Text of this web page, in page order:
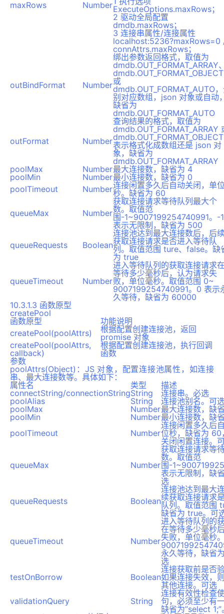
maxRows NumberExecuteOptions.maxRows；
2 驱动全局配置
dmdb.maxRows；
3 连接串属性/连接属性
localhost:5236?maxRows=0
connAttrs.maxRows；
outBindFormat Number
绑出参数返回格式，取值为
dmdb.OUT_FORMAT_ARRAY
dmdb.OUT_FORMAT_OBJECT
或
dmdb.OUT_FORMAT_AUTO
别对应数组，json 对象或自动
缺省为
dmdb.OUT_FORMAT_AUTO
outFormat Number
查询结果的格式，取值为
dmdb.OUT_FORMAT_ARRAY
表示格式化成数组还是 json 对
象，缺省为
dmdb.OUT_FORMAT_ARRAY
poolMax
Number最大连接数，缺省为 4
poolMin
Number最小连接数，缺省为 0
poolTimeout
Number连接闲置多久后自动关闭，单
秒。缺省为 60
queueMax
Number
获取连接请求等待队列最大个
数。取值范
围-1~9007199254740991。-1
表示无限制，缺省为 500
queueRequests
Boolean
连接池达到最大连接数后，后
获取连接请求是否进入等待队
列。取值范围 ture、false。缺
为 true
queueTimeout Number
进入等待队列的获取连接请求
等待多少毫秒后，认为请求失
败，单位毫秒。取值范围 0~
9007199254740991。0 表示
久等待，缺省为 60000
10.3.1.3 函数原型
createPool
函数原型
功能说明
createPool(poolAttrs)
根据配置创建连接池，返回
promise 对象
createPool(poolAttrs,
callback)
根据配置创建连接池，执行回调
函数
参数
poolAttrs(Object)：JS 对象，配置连接池属性，如连接
串、最大连接数等。具体如下：
属性名
类型
描述
connectString/connectionStringString
连接串。必选
poolAlias
String
连接池别名。可
poolMax
Number最大连接数，缺
poolMin
Number最小连接数，缺
poolTimeout
Number
连接闲置多久后
位秒，缺省为
关闭闲置连接。
queueMax Number
获取连接请求等
数。取值范
围-
表示无限制，缺
选
queueRequests
Boolean
连接池达到最大
续获取连接请求
队列。取值范围
缺省为 true。可
queueTimeout Number
进入等待队列的
在等待多少毫秒
失败，单位毫秒
永久等待，缺省
选
testOnBorrow
Boolean
连接获取前是否
如果连接失效，
其他连接。可选
validationQuery
String
连接有效性检查
句，必须至少有
缺省为”select